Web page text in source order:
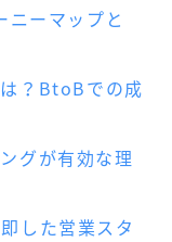
ニーマップと
？BtoBでの成
グが有効な理
した営業スタ